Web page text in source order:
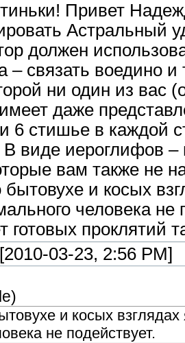
Привет
Астральный
должен
– связать воедино
ни один из вас
даже
6 стишье в каждой
В виде иероглифов
вам также не
бытовухе и косых
человека не
готовых проклятий
03-23, 2:56 PM]
)
и косых
не подействует.